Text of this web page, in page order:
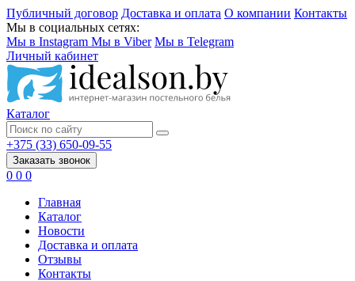
Публичный договор Доставка и оплата О компании Контакты
Мы в социальных сетях:
Мы в Instagram Мы в Viber Мы в Telegram
Личный кабинет
Каталог
+375 (33) 650-09-55
Заказать звонок
0 0 0
Главная
Каталог
Новости
Доставка и оплата
Отзывы
Контакты